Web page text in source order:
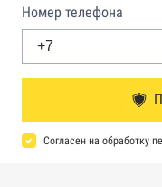
Номер телефона
Согласен на обработку